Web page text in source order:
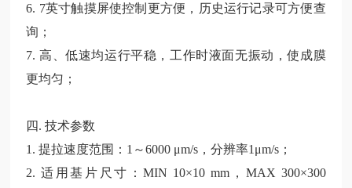
6. 7英寸触摸屏使控制更方便，历史运行记录可方便查
询；
7. 高、低速均运行平稳，工作时液面无振动，使成膜
更均匀；
四. 技术参数
1. 提拉速度范围：1～6000 μm/s，分辨率1μm/s；
2. 适用基片尺寸：MIN 10×10 mm，MAX 300×300